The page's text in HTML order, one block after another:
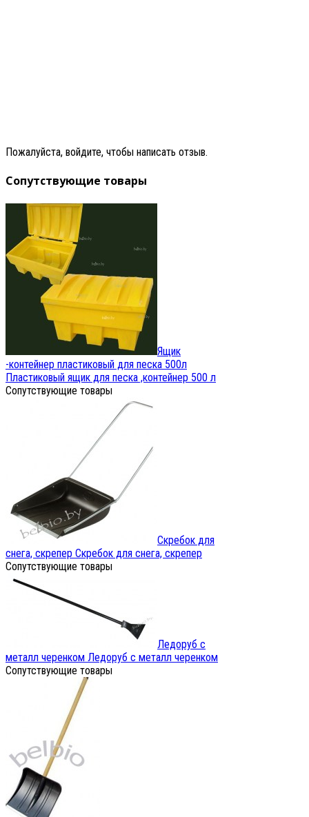
Пожалуйста, войдите, чтобы написать отзыв.
Сопутствующие товары
Ящик
-контейнер пластиковый для песка 500л
Пластиковый ящик для песка ,контейнер 500 л
Сопутствующие товары
Скребок для
снега, скрепер Скребок для снега, скрепер
Сопутствующие товары
Ледоруб с
металл черенком Ледоруб с металл черенком
Сопутствующие товары